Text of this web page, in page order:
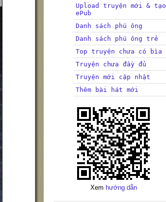
Upload truyện mới & tạo
ePub
Danh sách phú ông
Danh sách phú ông trẻ
Top truyện chưa có bìa
Truyện chưa đầy đủ
Truyện mới cập nhật
Thêm bài hát mới
Xem hướng dẫn